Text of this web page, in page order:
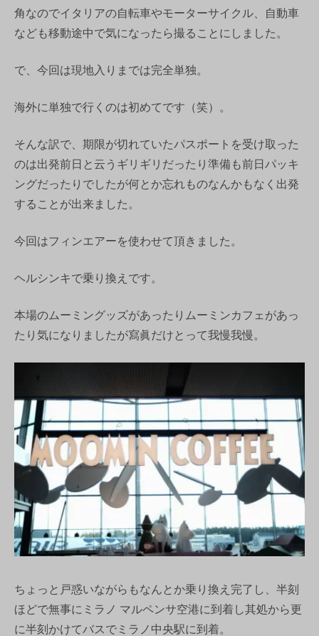
角なのでイタリアの自転車やモーターサイクル、自動車
なども移動途中で気になったら撮ることにしました。
で、今回は現地入りまでは完全単独。
海外に単独で行くのは初めてです（笑）。
そんな訳で、期限が切れていたパスポートを受け取った
のは出発前日と云うギリギリだったり準備も前日パッキ
ングだったりでしたが何とか忘れものなんかもなく出発
することが出来ました。
今回はフィンエアーを使わせて頂きました。
ヘルシンキで乗り換えです。
本場のムーミングッズがあったりムーミンカフェがあっ
たり気になりましたが寫眞だけとって我慢我慢。
ちょっと戸惑いながらもなんとか乗り換え完了し、半刻
ほどで無事にミラノ マルペンサ空港に到着し其処から更
に半刻かけてバスでミラノ中央駅に到着。